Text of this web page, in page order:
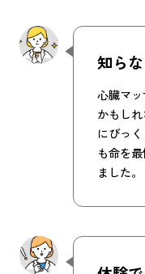
知ら
心臓マ
かもし
にびっ
も命を
ました。